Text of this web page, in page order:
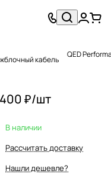
кабель QED
₽/шт
В наличии
Рассчитать доставку
Нашли дешевле?